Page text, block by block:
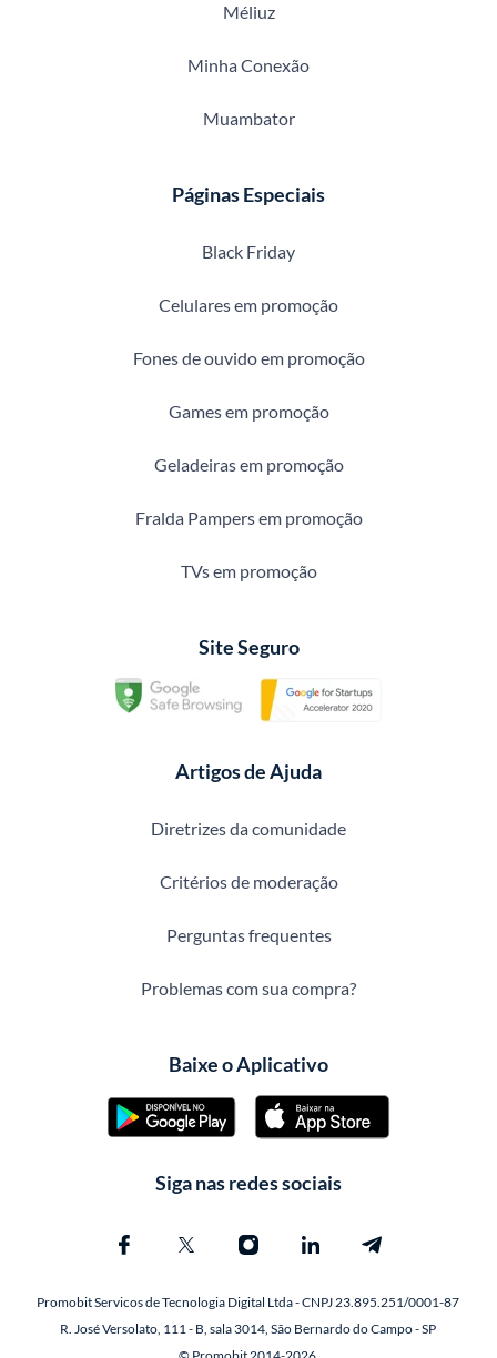
Méliuz
Minha Conexão
Muambator
Páginas Especiais
Black Friday
Celulares em promoção
Fones de ouvido em promoção
Games em promoção
Geladeiras em promoção
Fralda Pampers em promoção
TVs em promoção
Site Seguro
Artigos de Ajuda
Diretrizes da comunidade
Critérios de moderação
Perguntas frequentes
Problemas com sua compra?
Baixe o Aplicativo
Siga nas redes sociais
Promobit Servicos de Tecnologia Digital Ltda - CNPJ 23.895.251/0001-87
R. José Versolato, 111 - B, sala 3014, São Bernardo do Campo - SP